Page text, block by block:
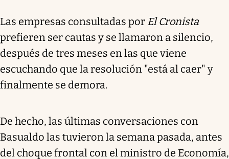
Las empresas consultadas por El Cronista
prefieren ser cautas y se llamaron a silencio,
después de tres meses en las que viene
escuchando que la resolución "está al caer" y
finalmente se demora.
De hecho, las últimas conversaciones con
Basualdo las tuvieron la semana pasada, antes
del choque frontal con el ministro de Economía,